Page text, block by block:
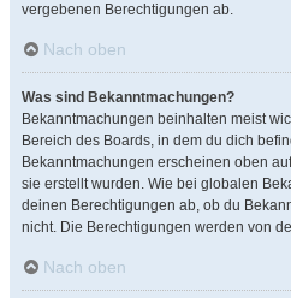
vergebenen Berechtigungen ab.
Nach oben
Was sind Bekanntmachungen?
Bekanntmachungen beinhalten meist
Bereich des Boards, in dem du dich
Bekanntmachungen erscheinen oben
sie erstellt wurden. Wie bei globalen
deinen Berechtigungen ab, ob du
nicht. Die Berechtigungen werden von
Nach oben